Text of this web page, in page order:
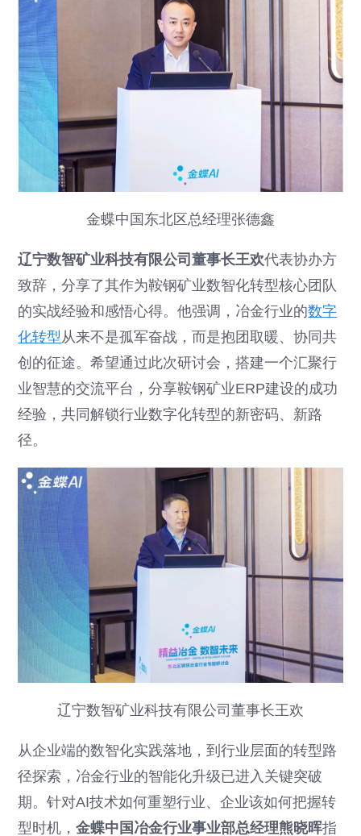
金蝶中国东北区总经理张德鑫
辽宁数智矿业科技有限公司董事长王欢代表协办方
致辞，分享了其作为鞍钢矿业数智化转型核心团队
的实战经验和感悟心得。他强调，冶金行业的数字
化转型 从来不是孤军奋战，而是抱团取暖、协同共
创的征途。希望通过此次研讨会，搭建一个汇聚行
业智慧的交流平台，分享鞍钢矿业ERP建设的成功
经验，共同解锁行业数字化转型的新密码、新路
径。
辽宁数智矿业科技有限公司董事长王欢
从企业端的数智化实践落地，到行业层面的转型路
径探索，冶金行业的智能化升级已进入关键突破
期。针对AI技术如何重塑行业、企业该如何把握转
型时机，金蝶中国冶金行业事业部总经理熊晓晖指